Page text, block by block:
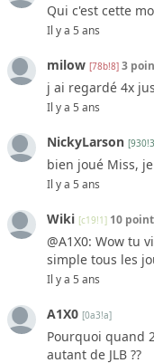
Qui c'est cette
Il y a 5 ans
milow [78b!8] 3
j ai regardé 4x
Il y a 5 ans
NickyLarson
bien joué Miss,
Il y a 5 ans
Wiki [c19!1] 10
@A1X0: Wow tu
simple tous les
Il y a 5 ans
A1X0 [0a3!a]
Pourquoi quand
autant de JLB ??